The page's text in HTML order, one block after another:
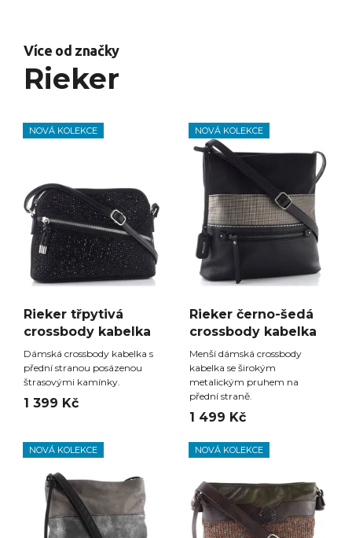
Více od značky
Rieker
NOVÁ KOLEKCE
Rieker třpytivá
crossbody kabelka
Dámská crossbody kabelka s
přední stranou posázenou
štrasovými kamínky.
1 399 Kč
NOVÁ KOLEKCE
Rieker černo-šedá
crossbody kabelka
Menší dámská crossbody
kabelka se širokým
metalickým pruhem na
přední straně.
1 499 Kč
NOVÁ KOLEKCE NOVÁ KOLEKCE